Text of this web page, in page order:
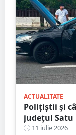
ACTUALITATE
Polițiștii și
județul Satu
verificate
11 iulie 2026